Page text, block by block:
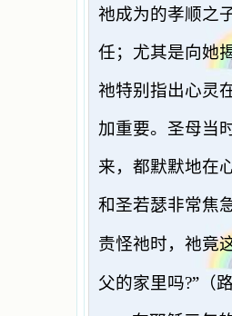
祂成为的孝顺之
任；尤其是向她
祂特别指出心灵
加重要。圣母当
来，都默默地在
和圣若瑟非常焦
责怪祂时，祂竟
父的家里吗?” （